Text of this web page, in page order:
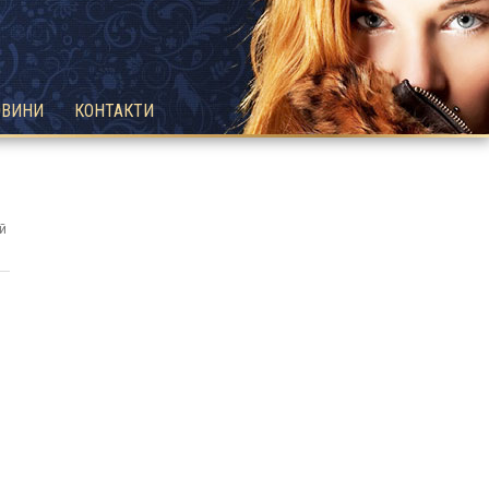
КОНТАКТИ